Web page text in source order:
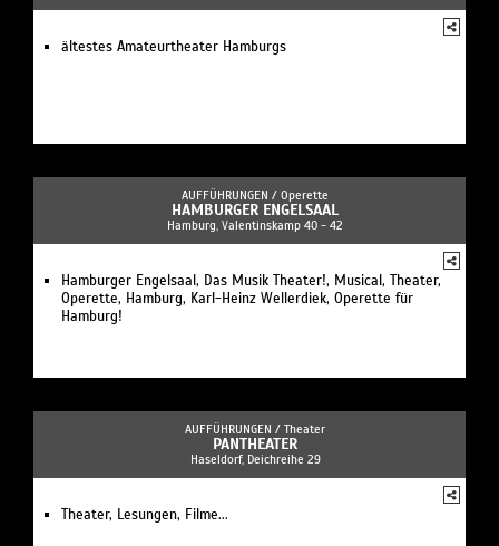
ältestes Amateurtheater Hamburgs
AUFFÜHRUNGEN / Operette
HAMBURGER ENGELSAAL
Hamburg, Valentinskamp 40 - 42
Hamburger Engelsaal, Das Musik Theater!, Musical, Theater,
Operette, Hamburg, Karl-Heinz Wellerdiek, Operette für
Hamburg!
AUFFÜHRUNGEN / Theater
PANTHEATER
Haseldorf, Deichreihe 29
Theater, Lesungen, Filme...